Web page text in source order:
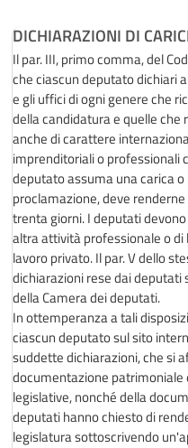
DICHIARAZIONI DI
Il par. III, primo comma, del
che ciascun deputato dichiari
e gli uffici di ogni genere che
della candidatura e quelle che
anche di carattere
imprenditoriali o professionali
deputato assuma una carica
proclamazione, deve
trenta giorni. I deputati
altra attività professionale o
lavoro privato. Il par. V dello
dichiarazioni rese dai
della Camera dei deputati.
In ottemperanza a tali
ciascun deputato sul sito
suddette dichiarazioni, che si
documentazione patrimoniale
legislative, nonché della
deputati hanno chiesto di
legislatura sottoscrivendo